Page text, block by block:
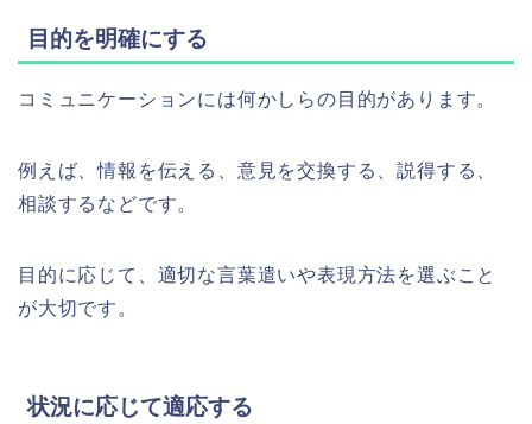
目的を明確にする
コミュニケーションには何かしらの目的があります。
例えば、情報を伝える、意見を交換する、説得する、
相談するなどです。
目的に応じて、適切な言葉遣いや表現方法を選ぶこと
が大切です。
状況に応じて適応する